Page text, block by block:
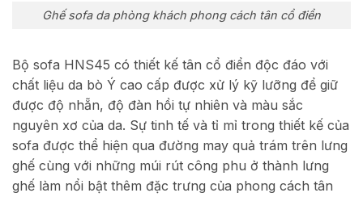
Ghế sofa da phòng khách phong cách tân cổ điển
Bộ sofa HNS45 có thiết kế tân cổ điển độc đáo với
chất liệu da bò Ý cao cấp được xử lý kỹ lưỡng để giữ
được độ nhẵn, độ đàn hồi tự nhiên và màu sắc
nguyên xơ của da. Sự tinh tế và tỉ mỉ trong thiết kế của
sofa được thể hiện qua đường may quả trám trên lưng
ghế cùng với những múi rút công phu ở thành lưng
ghế làm nổi bật thêm đặc trưng của phong cách tân